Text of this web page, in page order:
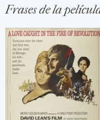
Frases de la